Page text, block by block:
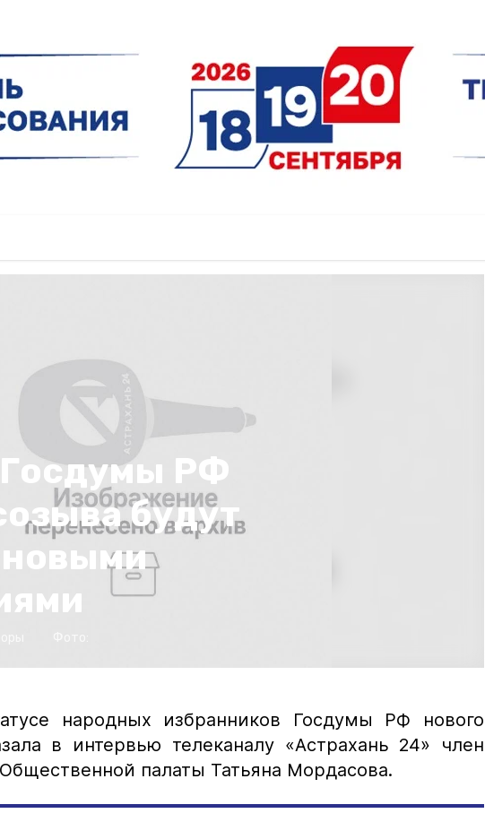
РФ
будут
народных избранников Госдумы РФ нового
в интервью телеканалу «Астрахань 24» член
палаты Татьяна Мордасова.